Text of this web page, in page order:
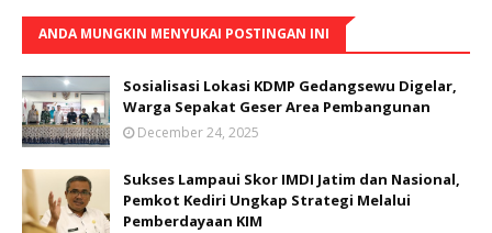
ANDA MUNGKIN MENYUKAI POSTINGAN INI
Sosialisasi Lokasi KDMP Gedangsewu Digelar,
Warga Sepakat Geser Area Pembangunan
December 24, 2025
Sukses Lampaui Skor IMDI Jatim dan Nasional,
Pemkot Kediri Ungkap Strategi Melalui
Pemberdayaan KIM